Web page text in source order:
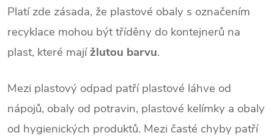
Platí zde zásada, že plastové obaly s označením
recyklace mohou být tříděny do kontejnerů na
plast, které majížlutou barvu.
Mezi plastový odpad patří plastové láhve od
nápojů, obaly od potravin, plastové kelímky a obaly
od hygienických produktů. Mezi časté chyby patří